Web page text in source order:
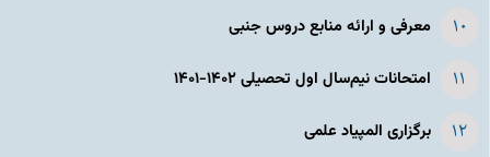
معرفی و ارائه منابع دروس جنبی
امتحانات نیم‌سال اول تحصیلی ۱۴۰۲-۱۴۰۱
برگزاری المپیاد علمی